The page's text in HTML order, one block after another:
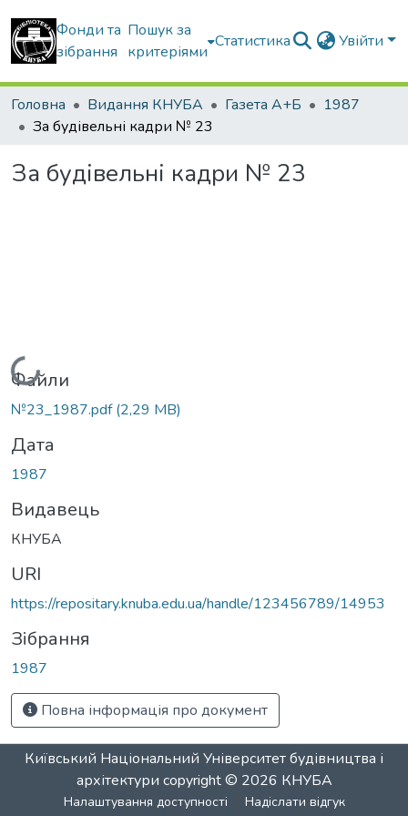
Фонди та
зібрання
Пошук за
критеріями
Статистика Увійти
Головна Видання КНУБА Газета А+Б
1987
За будівельні кадри № 23
За будівельні кадри № 23
Вантажиться...
Файли
№23_1987.pdf(2,29 MB)
Дата
1987
Видавець
КНУБА
URI
https://repositary.knuba.edu.ua/handle/123456789/14953
Зібрання
1987
Повна інформація про документ
Київський Національний Університет будівництва і
архітектури copyright © 2026 КНУБА
Налаштування доступності Надіслати відгук